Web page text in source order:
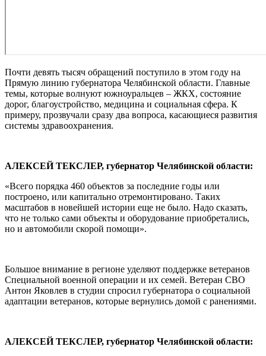
Почти девять тысяч обращений поступило в этом году на
Прямую линию губернатора Челябинской области. Главные
темы, которые волнуют южноуральцев – ЖКХ, состояние
дорог, благоустройство, медицина и социальная сфера. К
примеру, прозвучали сразу два вопроса, касающиеся развития
системы здравоохранения.
АЛЕКСЕЙ ТЕКСЛЕР, губернатор Челябинской области:
«Всего порядка 460 объектов за последние годы или
построено, или капитально отремонтировано. Таких
масштабов в новейшей истории еще не было. Надо сказать,
что не только сами объекты и оборудование приобретались,
но и автомобили скорой помощи».
Большое внимание в регионе уделяют поддержке ветеранов
Специальной военной операции и их семей. Ветеран СВО
Антон Яковлев в студии спросил губернатора о социальной
адаптации ветеранов, которые вернулись домой с ранениями.
АЛЕКСЕЙ ТЕКСЛЕР, губернатор Челябинской области: